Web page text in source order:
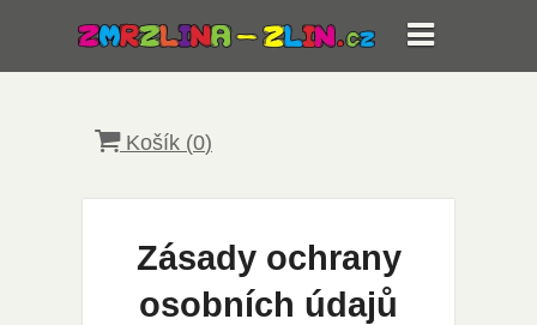
Košík (0)
Zásady ochrany
osobních údajů